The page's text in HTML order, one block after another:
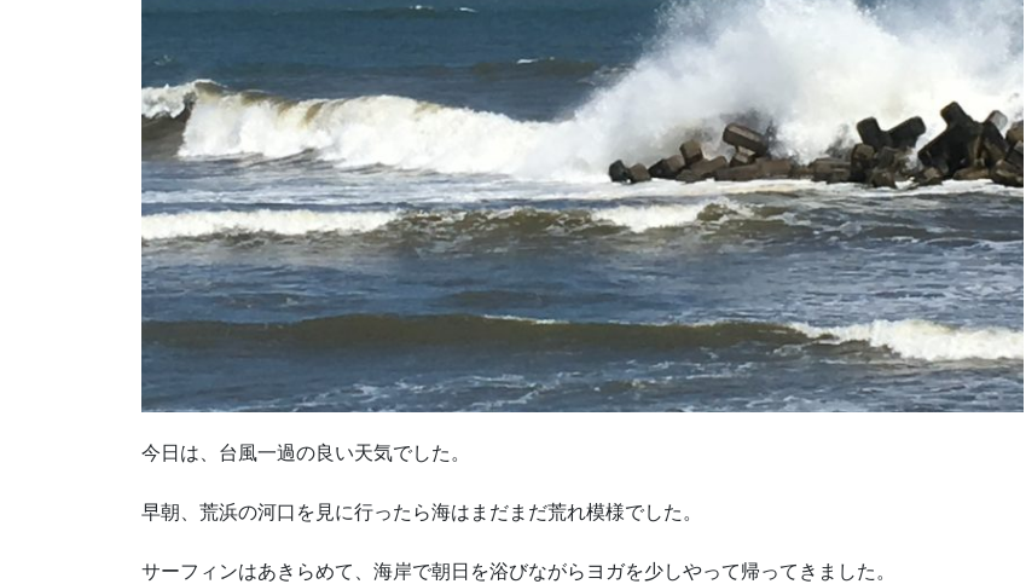
今日は、台風一過の良い天気でした。
早朝、荒浜の河口を見に行ったら海はまだまだ荒れ模様でした。
サーフィンはあきらめて、海岸で朝日を浴びながらヨガを少しやって帰ってきました。